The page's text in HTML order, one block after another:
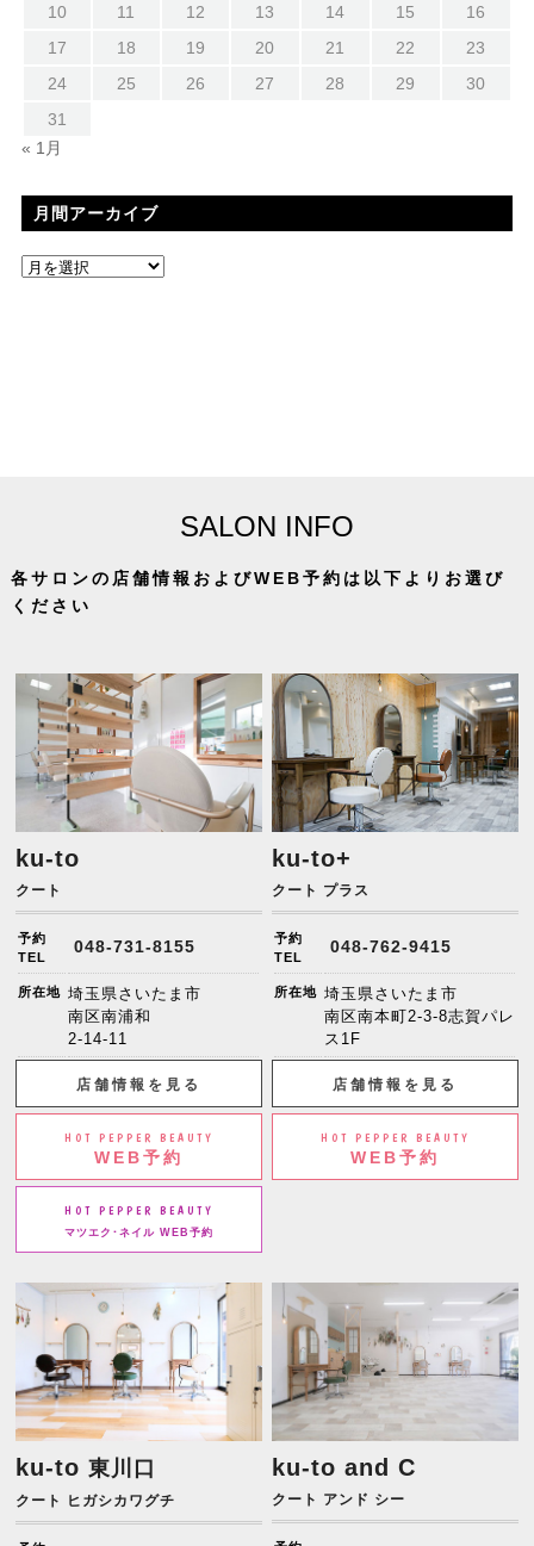
10
11 12 13 14 15
16
17
18 19 20 21 22
23
24
25 26 27 28 29
30
31
« 1月
月間アーカイブ
SALON INFO
各サロンの店舗情報およびWEB予約は以下よりお選び
ください
ku-to
クート
予約
TEL
048-731-8155
所在地 埼玉県さいたま市
南区南浦和
2-14-11
店舗情報を見る
HOT PEPPER BEAUTY
WEB予約
HOT PEPPER BEAUTY
マツエク･ネイル WEB予約
ku-to+
クート プラス
予約
TEL
048-762-9415
所在地 埼玉県さいたま市
南区南本町2-3-8志賀パレ
ス1F
店舗情報を見る
HOT PEPPER BEAUTY
WEB予約
ku-to東川口
クート ヒガシカワグチ
ku-to and C
クート アンド シー